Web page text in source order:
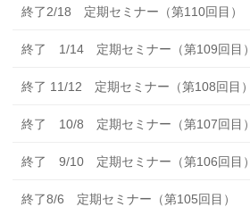
終了2/18 定期セミナー（第110回目）
終了 1/14 定期セミナー（第109回目）
終了 11/12 定期セミナー（第108回目）
終了 10/8 定期セミナー（第107回目）
終了 9/10 定期セミナー（第106回目）
終了8/6 定期セミナー（第105回目）